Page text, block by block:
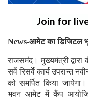
Join for
News-आमेट का डिजिटल
राजसमंद। मुख्यमंत्री
सर्वे रिसर्वे कार्य
को समर्पित किया
भवन आमेट में कैंप